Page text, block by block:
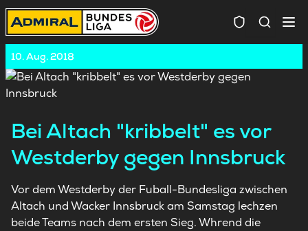
10. Aug. 2018
Bei Altach "kribbelt" es vor
Westderby gegen Innsbruck
Vor dem Westderby der Fuball-Bundesliga zwischen
Altach und Wacker Innsbruck am Samstag lechzen
beide Teams nach dem ersten Sieg. Whrend die